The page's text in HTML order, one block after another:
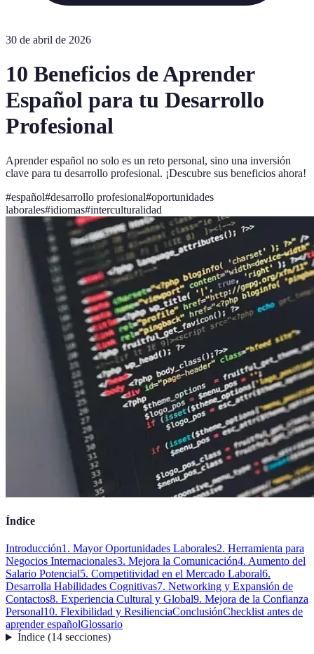
30 de abril de 2026
10 Beneficios de Aprender
Español para tu Desarrollo
Profesional
Aprender español no solo es un reto personal, sino una inversión
clave para tu desarrollo profesional. ¡Descubre sus beneficios ahora!
#español#desarrollo profesional#oportunidades
laborales#idiomas#interculturalidad
Índice
Introducción1. Mayor Oportunidades Laborales2. Herramienta para
Negocios Internacionales3. Mejora la Comunicación4. Aumento del
Salario Potencial5. Competitividad en el Mercado Laboral6.
Desarrolla Habilidades Cognitivas7. Networking y Expansión de
Contactos8. Experiencia Cultural y Global9. Mejora de la Confianza
Personal10. Flexibilidad y ResilienciaConclusiónChecklist antes de
aprender españolGlossario
Índice(14 secciones)